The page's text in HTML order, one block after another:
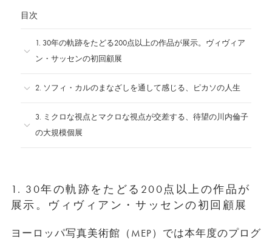
目次
1. 30年の軌跡をたどる200点以上の作品が展示。ヴィヴィア
ン・サッセンの初回顧展
2. ソフィ・カルのまなざしを通して感じる、ピカソの人生
3. ミクロな視点とマクロな視点が交差する、待望の川内倫子
の大規模個展
1. 30年の軌跡をたどる200点以上の作品が
展示。ヴィヴィアン・サッセンの初回顧展
ヨーロッパ写真美術館（MEP）では本年度のプログ